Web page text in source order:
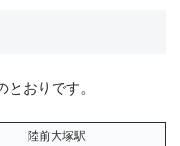
おりです。
陸前大塚駅